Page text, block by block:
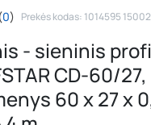
(0) Prekės kodas: 1014595
- sieninis
CD-60/27,
60 x 27 x